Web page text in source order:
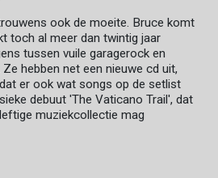
ook de moeite. Bruce komt
toch al meer dan twintig jaar
tussen vuile garagerock en
hebben net een nieuwe cd uit,
er ook wat songs op de setlist
debuut 'The Vaticano Trail', dat
muziekcollectie mag